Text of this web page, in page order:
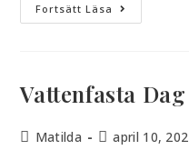
Fortsätt Läsa
Vattenfasta Dag
Matilda april 10,